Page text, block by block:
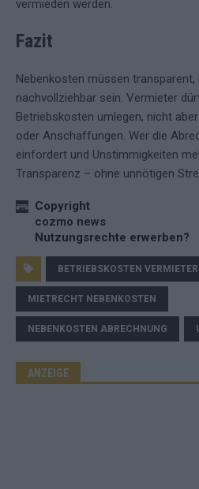
vermieden werden.
Fazit
Nebenkosten müssen transparent,
nachvollziehbar sein. Vermieter
Betriebskosten umlegen, nicht
oder Anschaffungen. Wer die
einfordert und Unstimmigkeiten
Transparenz – ohne unnötigen
Copyright
cozmo news
Nutzungsrechte erwerben?
BETRIEBSKOSTEN VERMIETER
MIETRECHT NEBENKOSTEN
NEBENKOSTEN ABRECHNUNG
ANZEIGE